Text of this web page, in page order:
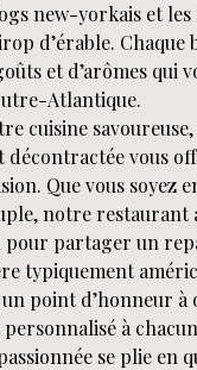
new-yorkais et les
d’érable. Chaque
et d’arômes qui
Atlantique.
cuisine
décontractée vous
Que vous soyez
notre restaurant
pour partager un
typiquement
point d’honneur
à
se plie en